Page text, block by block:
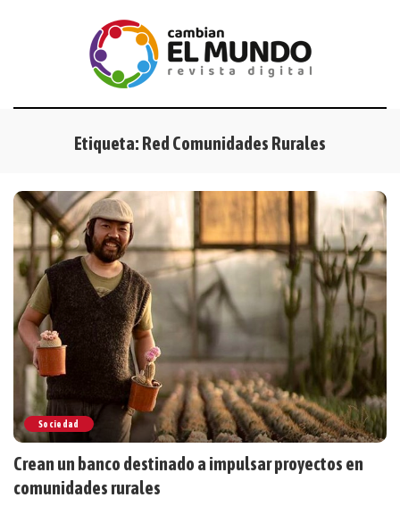
Etiqueta: Red Comunidades Rurales
Sociedad
Crean un banco destinado a impulsar proyectos en
comunidades rurales